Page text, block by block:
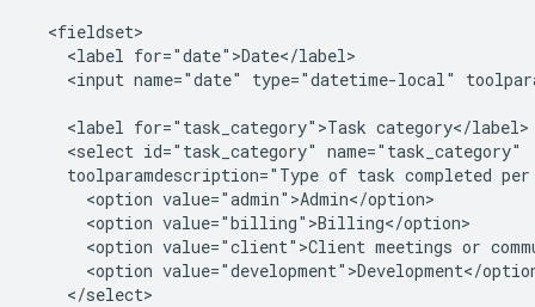
  <fieldset>
    <label for="date">Date</label>
<input name="date" type="datetime-local"
    <label for="task_category">Task category</label>
    <select id="task_category" name="task_category"
toolparamdescription="Type of task completed
      <option value="admin">Admin</option>
      <option value="billing">Billing</option>
<option value="client">Client meetings or
<option value="development">Development</
    </select>